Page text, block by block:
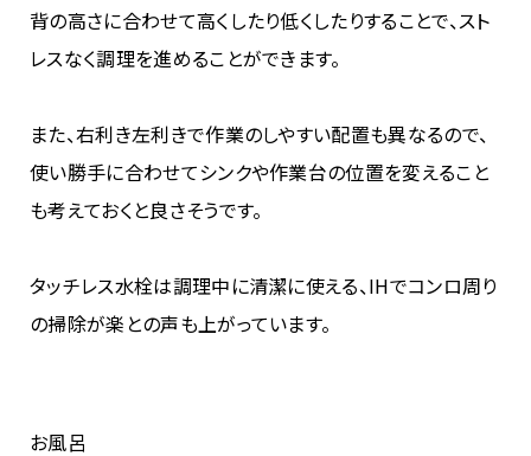
背の高さに合わせて高くしたり低くしたりすることで、スト
レスなく調理を進めることができます。
また、右利き左利きで作業のしやすい配置も異なるので、
使い勝手に合わせてシンクや作業台の位置を変えること
も考えておくと良さそうです。
タッチレス水栓は調理中に清潔に使える、IHでコンロ周り
の掃除が楽との声も上がっています。
お風呂